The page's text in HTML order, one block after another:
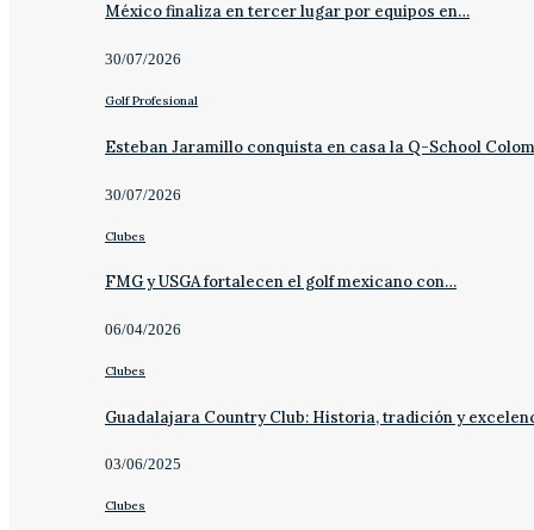
México finaliza en tercer lugar por equipos en…
30/07/2026
Golf Profesional
Esteban Jaramillo conquista en casa la Q-School
30/07/2026
Clubes
FMG y USGA fortalecen el golf mexicano con…
06/04/2026
Clubes
Guadalajara Country Club: Historia, tradición y
03/06/2025
Clubes